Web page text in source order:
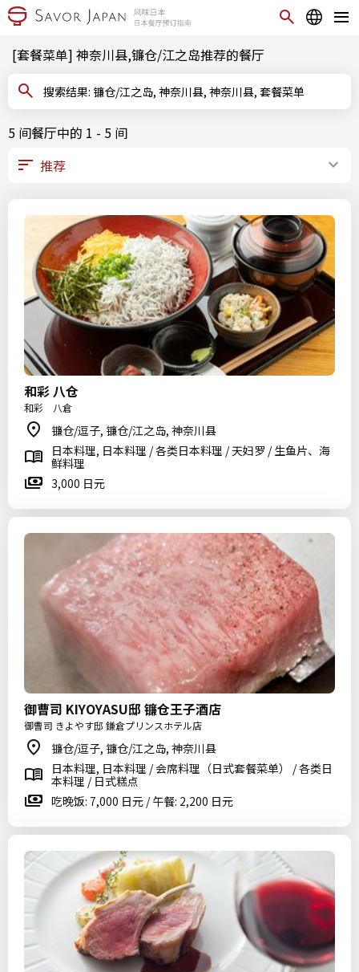
[套餐菜单] 神奈川县,镰仓/江之岛推荐的餐厅
搜索结果: 镰仓/江之岛, 神奈川县, 神奈川县, 套餐菜单
5 间餐厅中的 1 - 5 间
和彩 八仓
和彩 八倉
镰仓/逗子, 镰仓/江之岛, 神奈川县
日本料理, 日本料理 / 各类日本料理 / 天妇罗 / 生鱼片、海
鲜料理
3,000 日元
御曹司 KIYOYASU邸 镰仓王子酒店
御曹司 きよやす邸 鎌倉プリンスホテル店
镰仓/逗子, 镰仓/江之岛, 神奈川县
日本料理, 日本料理 / 会席料理（日式套餐菜单） / 各类日
本料理 / 日式糕点
吃晚饭: 7,000 日元 / 午餐: 2,200 日元